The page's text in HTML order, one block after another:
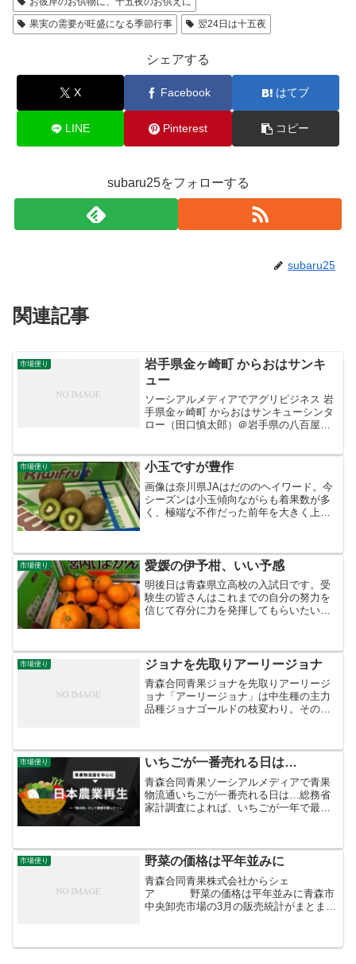
果実の需要が旺盛になる季節行事
翌24日は十五夜
シェアする
X Facebook はてブ
LINE Pinterest コピー
subaru25をフォローする
subaru25
関連記事
市場便り
岩手県金ヶ崎町 からおはサンキ
ュー
ソーシアルメディアでアグリビジネス 岩
手県金ヶ崎町 からおはサンキューシンタ
ロー（田口慎太郎）＠岩手県の八百屋‏
か栽培されていない「#サンキューメロ
ン...
市場便り 小玉ですが豊作
画像は奈川県JAはだののヘイワード。今
シーズンは小玉傾向ながらも着果数が多
く、極端な不作だった前年を大きく上回
市場便り 愛媛の伊予柑、いい予感
明後日は青森県立高校の入試日です。受
験生の皆さんはこれまでの自分の努力を
信じて存分に力を発揮してもらいたいも
市場便り ジョナを先取りアーリージョナ
青森合同青果ジョナを先取りアーリージ
ョナ「アーリージョナ」は中生種の主力
品種ジョナゴールドの枝変わり。その名
ません。大玉で濃い紅色、果肉は締まっ
て固く、多汁で酸味がや...
市場便り いちごが一番売れる日は…
青森合同青果ソーシアルメディアで青果
物流通いちごが一番売れる日は…総務省
家計調査によれば、いちごが一年で最も
んですね。テレビではいち...
市場便り 野菜の価格は平年並みに
青森合同青果株式会社からシェ
ア 野菜の価格は平年並みに青森市
中央卸売市場の3月の販売統計がまとまり